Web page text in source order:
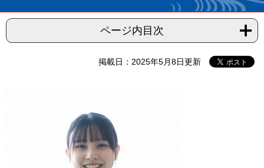
ページ内目次
掲載日：2025年5月8日更新